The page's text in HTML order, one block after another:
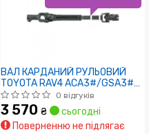
ВАЛ КАРДАНИЙ РУЛЬОВИЙ
TOYOTA RAV4 ACA3#/GSA3#
2005-2013
0 відгуків
3 570 ₴
сьогодні
Поверненню не підлягає